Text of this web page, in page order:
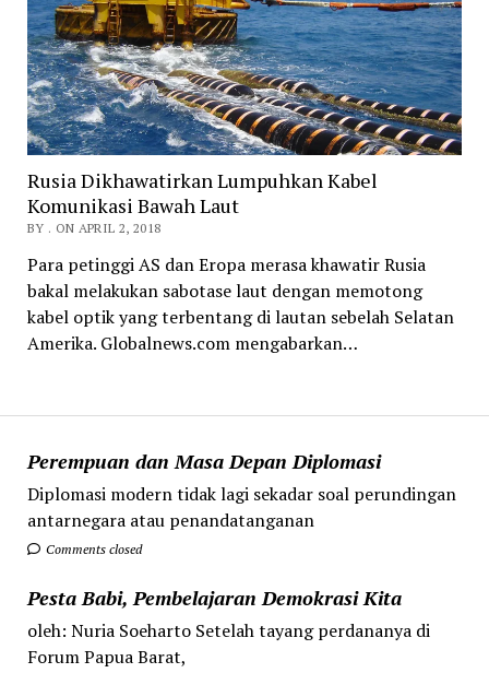
Perempuan dan Masa Depan Diplomasi
Diplomasi modern tidak lagi sekadar soal perundingan
antarnegara atau penandatanganan
Comments closed
Pesta Babi, Pembelajaran Demokrasi Kita
oleh: Nuria Soeharto Setelah tayang perdananya di
Forum Papua Barat,
Rusia Dikhawatirkan Lumpuhkan Kabel
Komunikasi Bawah Laut
BY . ON APRIL 2, 2018
Para petinggi AS dan Eropa merasa khawatir Rusia
bakal melakukan sabotase laut dengan memotong
kabel optik yang terbentang di lautan sebelah Selatan
Amerika. Globalnews.com mengabarkan…